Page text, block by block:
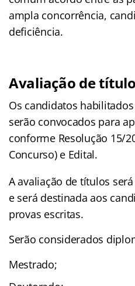
ampla concorrência,
deficiência.
Avaliação de
Os candidatos
serão convocados para
conforme Resolução 15/
Concurso) e Edital.
A avaliação de títulos
e será destinada aos
provas escritas.
Serão considerados
Mestrado;